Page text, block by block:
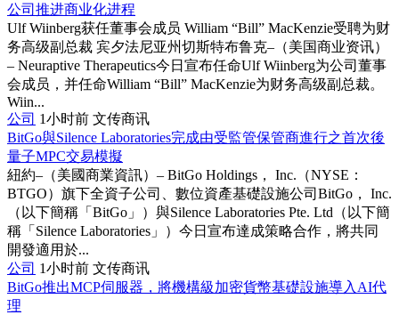
公司推进商业化进程
Ulf Wiinberg获任董事会成员 William “Bill” MacKenzie受聘为财
务高级副总裁 宾夕法尼亚州切斯特布鲁克–（美国商业资讯）
– Neuraptive Therapeutics今日宣布任命Ulf Wiinberg为公司董事
会成员，并任命William “Bill” MacKenzie为财务高级副总裁。
Wiin...
公司 1小时前 文传商讯
BitGo與Silence Laboratories完成由受監管保管商進行之首次後
量子MPC交易模擬
紐約–（美國商業資訊）– BitGo Holdings， Inc.（NYSE：
BTGO）旗下全資子公司、數位資產基礎設施公司BitGo， Inc.
（以下簡稱「BitGo」）與Silence Laboratories Pte. Ltd（以下簡
稱「Silence Laboratories」）今日宣布達成策略合作，將共同
開發適用於...
公司 1小时前 文传商讯
BitGo推出MCP伺服器，將機構級加密貨幣基礎設施導入AI代
理